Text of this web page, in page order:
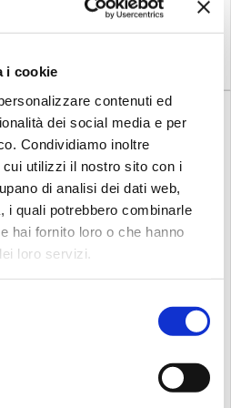
i cookie
contenuti ed
dei social media e per
Condividiamo inoltre
utilizzi il nostro sito con i
di analisi dei dati web,
i quali potrebbero combinarle
hai fornito loro o che hanno
loro servizi.
Diego ha iniziato a suonare i
bonghi in tenera et,
aggiungendo
Compra
LP646NY-AW CO...
Altezza: 28"Misure: 10" & 11"
oder 11" & 12"Corpo: siamese
OakCostruzione: 2 StratiPelle
CurveAlette Tuning: 8 mm